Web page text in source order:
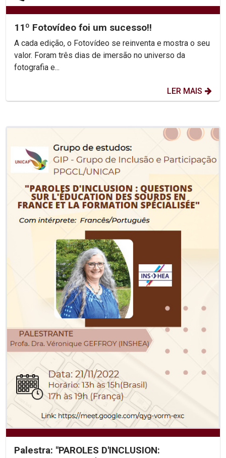
11º Fotovídeo foi um sucesso!!
A cada edição, o Fotovídeo se reinventa e mostra o seu
valor. Foram três dias de imersão no universo da
fotografia e...
LER MAIS
Palestra: "PAROLES D'INCLUSION: